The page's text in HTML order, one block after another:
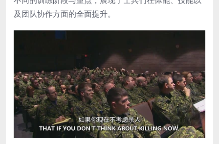
及团队协作方面的全面提升。